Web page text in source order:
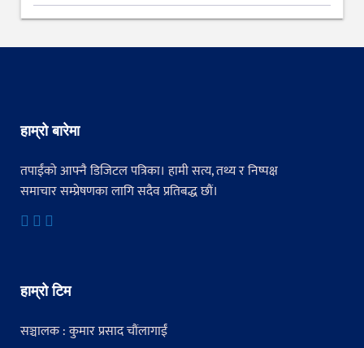
हाम्रो बारेमा
तपाईंको आफ्नै डिजिटल पत्रिका। हामी सत्य, तथ्य र निष्पक्ष
समाचार सम्प्रेषणका लागि सदैव प्रतिबद्ध छौं।
हाम्रो टिम
सञ्चालक : कुमार प्रसाद चौंलागाईं